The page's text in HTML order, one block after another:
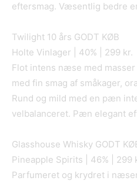
eftersmag. Væsentlig bedre
Twilight 10 års GODT KØB
Holte Vinlager | 40% | 299 kr.
Flot intens næse med
med fin smag af småkager,
Rund og mild med en pæn
velbalanceret. Pæn elegant
Glasshouse Whisky GODT
Pineapple Spirits | 46% | 299
Parfumeret og krydret i